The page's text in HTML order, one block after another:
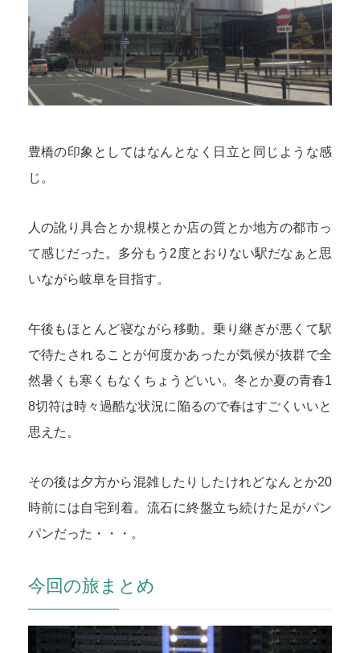
豊橋の印象としてはなんとなく日立と同じような感
じ。
人の訛り具合とか規模とか店の質とか地方の都市っ
て感じだった。多分もう2度とおりない駅だなぁと思
いながら岐阜を目指す。
午後もほとんど寝ながら移動。乗り継ぎが悪くて駅
で待たされることが何度かあったが気候が抜群で全
然暑くも寒くもなくちょうどいい。冬とか夏の青春1
8切符は時々過酷な状況に陥るので春はすごくいいと
思えた。
その後は夕方から混雑したりしたけれどなんとか20
時前には自宅到着。流石に終盤立ち続けた足がパン
パンだった・・・。
今回の旅まとめ